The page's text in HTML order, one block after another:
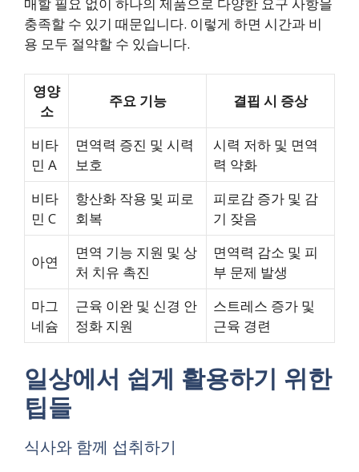
충족할 수 있기 때문입니다. 이렇게 하면 시간과 비
용 모두 절약할 수 있습니다.
영양
소
주요 기능 결핍 시 증상
비타
민 A
면역력 증진 및 시력
보호
시력 저하 및 면역
력 약화
비타
민 C
항산화 작용 및 피로
회복
피로감 증가 및 감
기 잦음
아연
면역 기능 지원 및 상
처 치유 촉진
면역력 감소 및 피
부 문제 발생
마그
네슘
근육 이완 및 신경 안
정화 지원
스트레스 증가 및
근육 경련
일상에서 쉽게 활용하기 위한
팁들
식사와 함께 섭취하기